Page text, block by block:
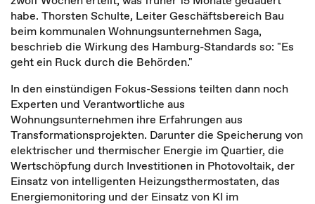
habe. Thorsten Schulte, Leiter Geschäftsbereich Bau
beim kommunalen Wohnungsunternehmen Saga,
beschrieb die Wirkung des Hamburg-Standards so: "Es
geht ein Ruck durch die Behörden."
In den einstündigen Fokus-Sessions teilten dann noch
Experten und Verantwortliche aus
Wohnungsunternehmen ihre Erfahrungen aus
Transformationsprojekten. Darunter die Speicherung von
elektrischer und thermischer Energie im Quartier, die
Wertschöpfung durch Investitionen in Photovoltaik, der
Einsatz von intelligenten Heizungsthermostaten, das
Energiemonitoring und der Einsatz von KI im